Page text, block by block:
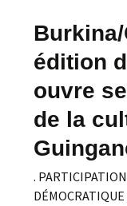
édition
ouvre
de la
. PARTICIPATION
DÉMOCRATIQUE